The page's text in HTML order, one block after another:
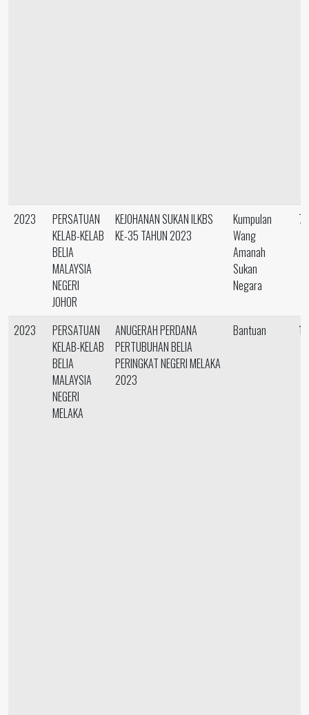
2023
PERSATUAN
KELAB-KELAB
BELIA
MALAYSIA
NEGERI
JOHOR
KEJOHANAN SUKAN ILKBS
KE-35 TAHUN 2023
Kumpulan
Wang
Amanah
Sukan
Negara
2023
PERSATUAN
KELAB-KELAB
BELIA
MALAYSIA
NEGERI
MELAKA
ANUGERAH PERDANA
PERTUBUHAN BELIA
PERINGKAT NEGERI MELAKA
2023
Bantuan